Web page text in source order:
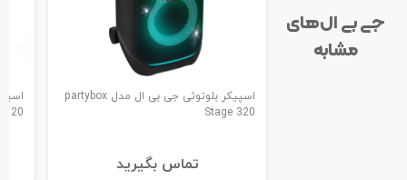
جی بی ال‌های
مشابه
اسپیکر بلوتوثی جی بی ال مدل partybox
Stage 320
تماس بگیرید
120